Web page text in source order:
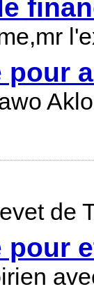
pour
de
pour